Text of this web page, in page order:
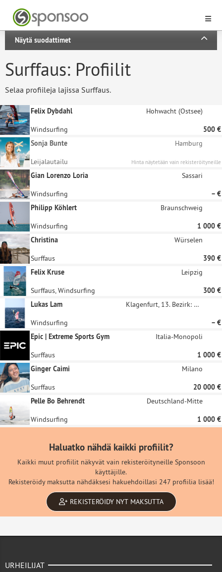
Näytä suodattimet
Surffaus: Profiilit
Selaa profiileja lajissa Surffaus.
Felix Dybdahl Hohwacht (Ostsee)
Windsurfing
500 €
Sonja Bunte
Hamburg
Leijalautailu
Hinta näytetään vain rekisteröityneille
sponsoreille.
Gian Lorenzo Loria Sassari
Windsurfing
– €
Philipp Köhlert
Braunschweig
Windsurfing
1 000 €
Christina
Würselen
Surffaus
390 €
Felix Kruse
Leipzig
Surffaus, Windsurfing
300 €
Lukas Lam
Klagenfurt, 13. Bezirk: Viktring
Windsurfing
– €
Epic | Extreme Sports Gym
Italia-Monopoli
Surffaus
1 000 €
Ginger Caimi
Milano
Surffaus
20 000 €
Pelle Bo Behrendt
Deutschland-Mitte
Windsurfing 1 000 €
Haluatko nähdä kaikki profiilit?
Kaikki muut profiilit näkyvät vain rekisteröityneille Sponsoon
käyttäjille.
Rekisteröidy maksutta nähdäksesi hakuehdoillasi 247 profiilia lisää!
REKISTERÖIDY NYT MAKSUTTA
URHEILIJAT